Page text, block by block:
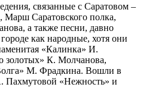
связанные с Саратовом –
Марш Саратовского полка,
а также песни, давно
как народные, хотя они
«Калинка» И.
золотых» К. Молчанова,
М. Фрадкина. Вошли в
Пахмутовой «Нежность» и